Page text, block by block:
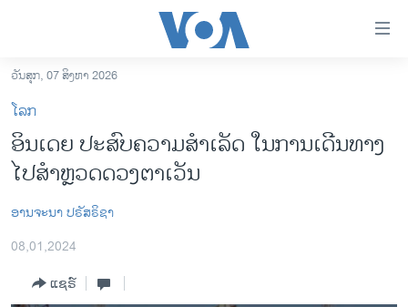
ເຂົ້າ
ຫາ
ຂ້າມ
ຂ້າມ
ຂ້າມ
ຫາ
ຊອກ
ຄົ້ນ
ລາວ
ອາເມຣິກາ
ການເລືອກຕັ້ງ ປະທານາທີບໍດີ ສະຫະລັດ 2024
ໂລກ
ເອເຊຍ
ວັນສຸກ, 07 ສິງຫາ 2026
ໂລກ
ອິນເດຍ ປະສົບຄວາມສໍາເລັດ ໃນການເດີນທາງ
ໄປສໍາຫຼວດດວງຕາເວັນ
ອານ​ຈະ​ນາ ​ປ​ຣັສຣິ​ຊາ
08,01,2024
ແຊຣ໌